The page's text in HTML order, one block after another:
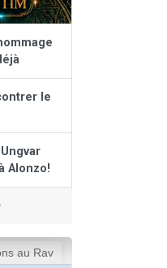
le
Alonzo!
au Rav